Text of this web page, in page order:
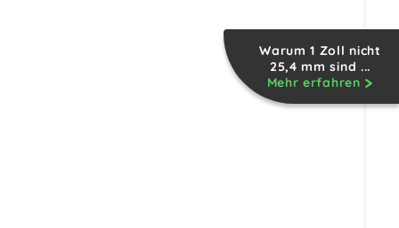
Warum 1 Zoll nicht
25,4 mm sind ...
Mehr erfahren